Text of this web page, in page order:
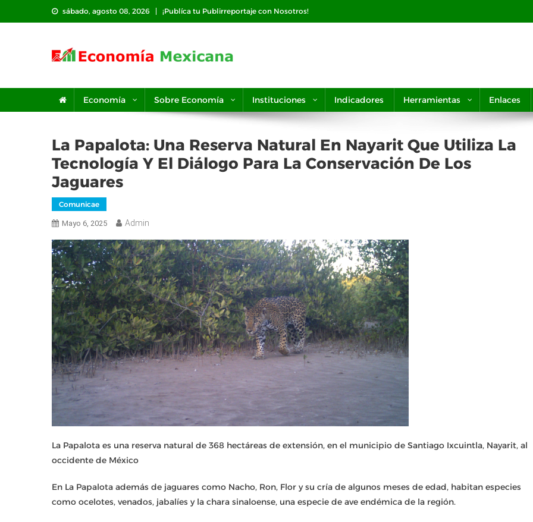
al
sábado, agosto 08, 2026 ¡Publíca tu Publirreportaje con Nosotros!
Economía Sobre Economía Instituciones Indicadores Herramientas Enlaces
La Papalota: Una Reserva Natural En Nayarit Que Utiliza La
Tecnología Y El Diálogo Para La Conservación De Los
Jaguares
Comunicae
Mayo 6, 2025 Admin
La Papalota es una reserva natural de 368 hectáreas de extensión, en el municipio de Santiago Ixcuintla, Nayarit, al
occidente de México
En La Papalota además de jaguares como Nacho, Ron, Flor y su cría de algunos meses de edad, habitan especies
como ocelotes, venados, jabalíes y la chara sinaloense, una especie de ave endémica de la región.